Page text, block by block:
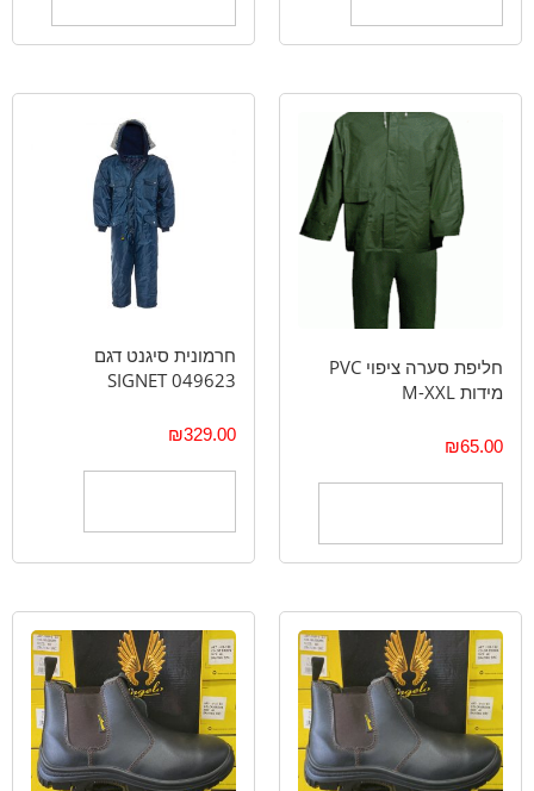
חליפת סערה ציפוי PVC
מידות M-XXL
₪65.00
חרמונית סיגנט דגם
049623 SIGNET
₪329.00